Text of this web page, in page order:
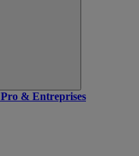
Pro & Entreprises